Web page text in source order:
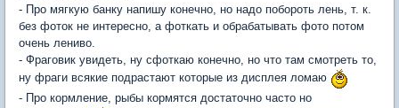
- Про мягкую банку напишу конечно, но надо побороть лень, т. к.
без фоток не интересно, а фоткать и обрабатывать фото потом
очень лениво.
- Фраговик увидеть, ну сфоткаю конечно, но что там смотреть то,
ну фраги всякие подрастают которые из дисплея ломаю
- Про кормление, рыбы кормятся достаточно часто но